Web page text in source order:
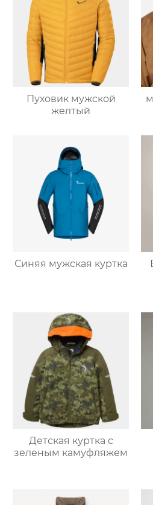
Пуховик мужской
желтый
Синяя мужская куртка
Детская куртка с
зеленым камуфляжем